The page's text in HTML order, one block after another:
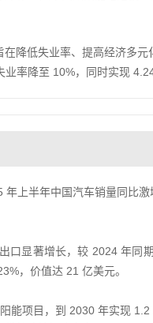
降低失业率、提高经济多
率降至 10%，同时实现
上半年中国汽车销量同比
口显著增长，较 2024 年同
，价值达 21 亿美元。
能项目，到 2030 年实现